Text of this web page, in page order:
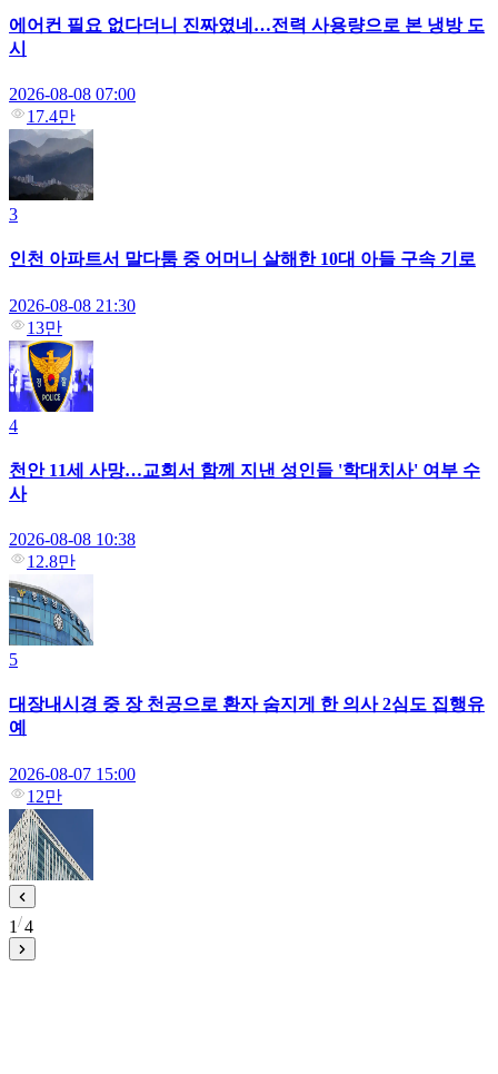
에어컨 필요 없다더니 진짜였네…전력 사용량으로 본 냉방 도
시
2026-08-08 07:00
17.4만
3
인천 아파트서 말다툼 중 어머니 살해한 10대 아들 구속 기로
2026-08-08 21:30
13만
4
천안 11세 사망…교회서 함께 지낸 성인들 '학대치사' 여부 수
사
2026-08-08 10:38
12.8만
5
대장내시경 중 장 천공으로 환자 숨지게 한 의사 2심도 집행유
예
2026-08-07 15:00
12만
1 4